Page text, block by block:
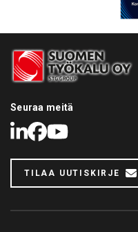
Seuraa meitä
LinkedIn
Facebook
Youtube
TILAA UUTISKIRJE